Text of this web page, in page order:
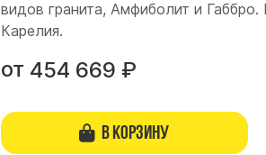
видов гранита, Амфиболит и
Карелия.
от 454 669 ₽
В корзину